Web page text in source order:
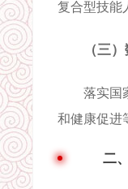
复合型技能
（三
落实国家
和健康促进
二